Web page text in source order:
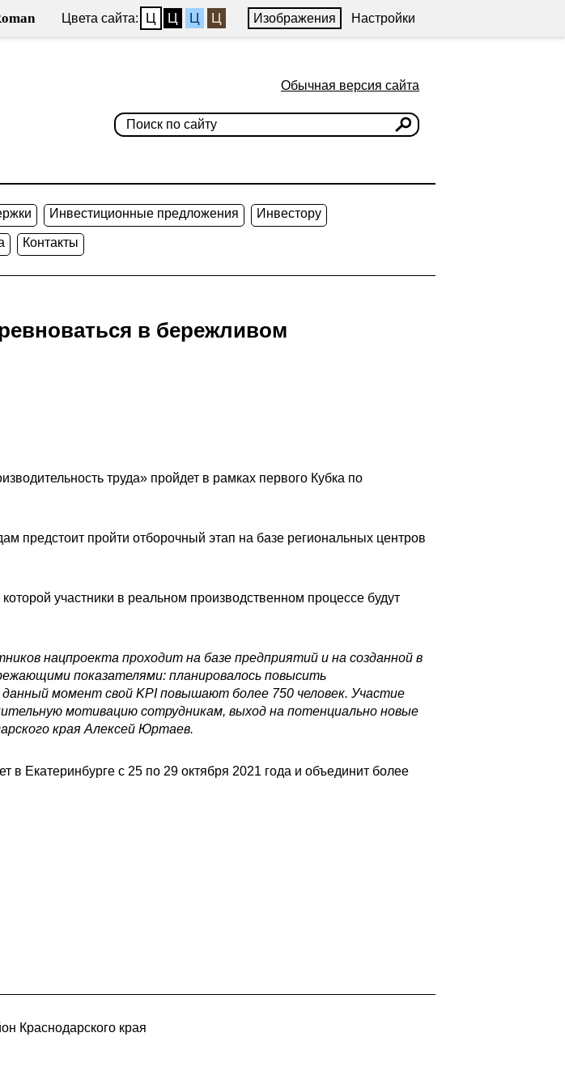
Цвета сайта: Ц Ц Ц Ц Изображения Настройки
Обычная версия сайта
Инвестиционные предложения Инвестору
Контакты
в бережливом
труда» пройдет в рамках первого Кубка по
предстоит пройти отборочный этап на базе региональных центров
участники в реальном производственном процессе будут
нацпроекта проходит на базе предприятий и на созданной в
показателями: планировалось повысить
момент свой KPI повышают более 750 человек. Участие
мотивацию сотрудникам, выход на потенциально новые
края Алексей Юртаев.
в Екатеринбурге с 25 по 29 октября 2021 года и объединит более
Краснодарского края